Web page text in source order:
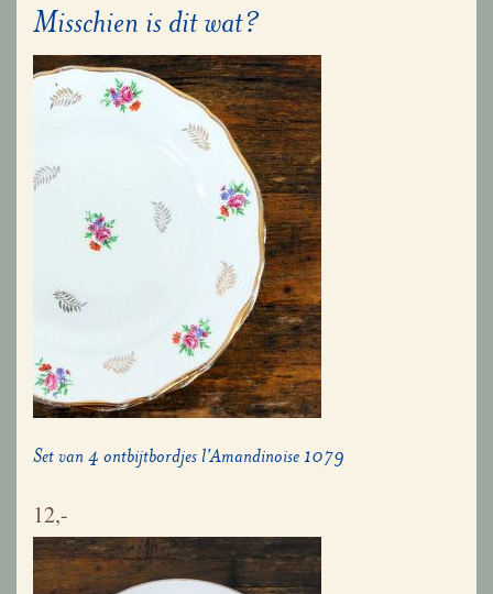
Misschien is dit wat?
Set van 4 ontbijtbordjes l'Amandinoise 1079
12,-